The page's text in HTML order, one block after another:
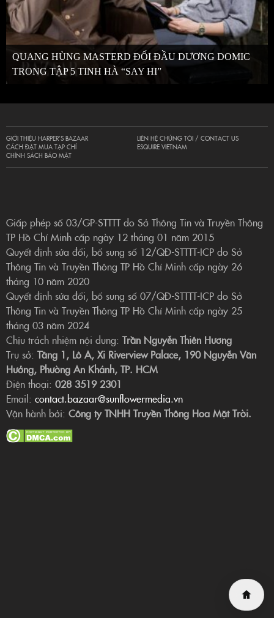
QUANG HÙNG MASTERD ĐỐI ĐẦU DƯƠNG DOMIC
TRONG TẬP 5 TINH HÀ “SAY HI”
GIỚI THIỆU HARPER’S BAZAAR
CÁCH ĐẶT MUA TẠP CHÍ
CHÍNH SÁCH BẢO MẬT
LIÊN HỆ CHÚNG TÔI / CONTACT US
ESQUIRE VIETNAM
Giấp phép số 03/GP-STTTT do Sở Thông Tin và Truyền Thông
TP Hồ Chí Minh cấp ngày 12 tháng 01 năm 2015
Quyết định sửa đổi, bổ sung số 12/QĐ-STTTT-ICP do Sở
Thông Tin và Truyền Thông TP Hồ Chí Minh cấp ngày 26
tháng 10 năm 2020
Quyết định sửa đổi, bổ sung số 07/QĐ-STTTT-ICP do Sở
Thông Tin và Truyền Thông TP Hồ Chí Minh cấp ngày 25
tháng 03 năm 2024
Chịu trách nhiệm nội dung: Trần Nguyễn Thiên Hương
Trụ sở: Tầng 1, Lô A, Xi Riverview Palace, 190 Nguyễn Văn
Hưởng, Phường An Khánh, TP. HCM
Điện thoại: 028 3519 2301
Email: contact.bazaar@sunflowermedia.vn
Vận hành bởi: Công ty TNHH Truyền Thông Hoa Mặt Trời.